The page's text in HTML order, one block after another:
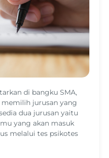
di bangku SMA,
jurusan yang
dua jurusan yaitu
yang akan masuk
melalui tes psikotes